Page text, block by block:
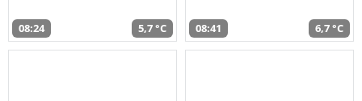
08:24 5,7 °C 08:41 6,7 °C